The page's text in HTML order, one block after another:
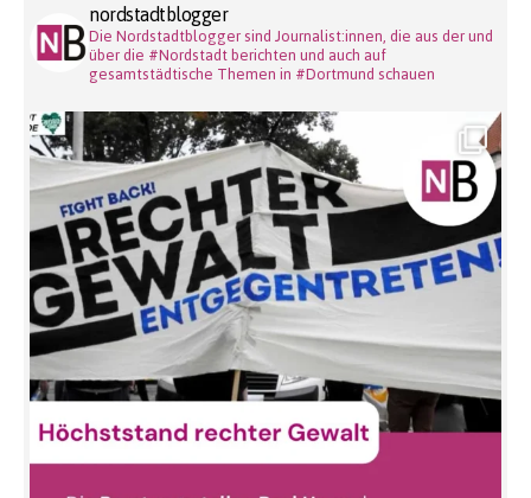
nordstadtblogger
Die Nordstadtblogger sind Journalist:innen, die aus der und
über die #Nordstadt berichten und auch auf
gesamtstädtische Themen in #Dortmund schauen